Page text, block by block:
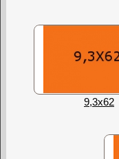
9,3x62